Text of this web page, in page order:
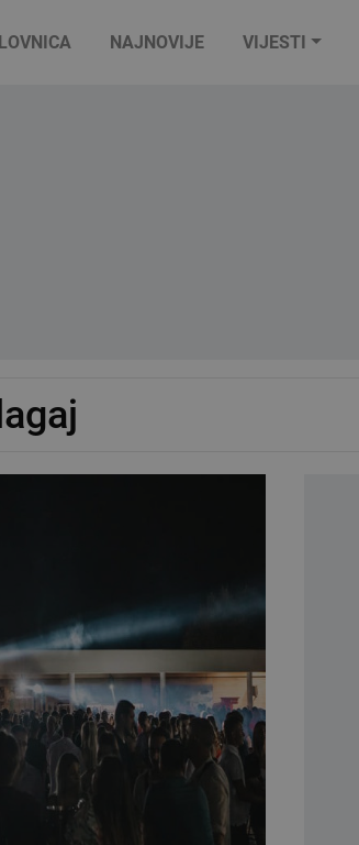
NAJNOVIJE VIJESTI